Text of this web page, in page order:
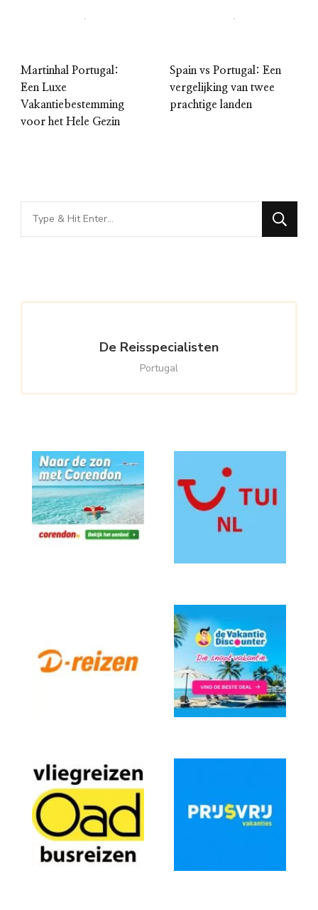
Martinhal Portugal:
Een Luxe
Vakantiebestemming
voor het Hele Gezin
Spain vs Portugal: Een
vergelijking van twee
prachtige landen
Looking
for
De Reisspecialisten
Portugal